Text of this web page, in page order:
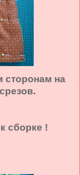
сторонам на
сборке !